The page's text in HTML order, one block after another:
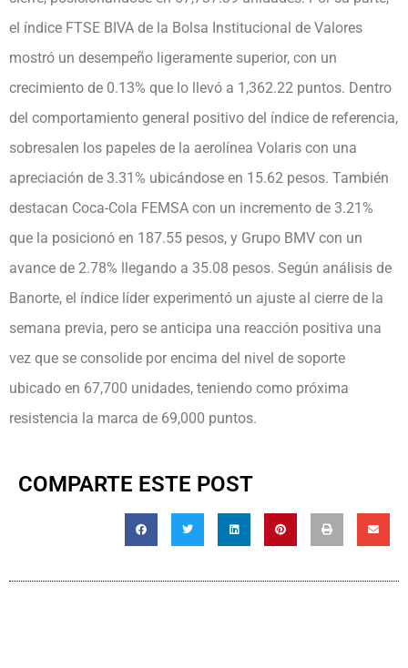
el índice FTSE BIVA de la Bolsa Institucional de Valores
mostró un desempeño ligeramente superior, con un
crecimiento de 0.13% que lo llevó a 1,362.22 puntos. Dentro
del comportamiento general positivo del índice de referencia,
sobresalen los papeles de la aerolínea Volaris con una
apreciación de 3.31% ubicándose en 15.62 pesos. También
destacan Coca-Cola FEMSA con un incremento de 3.21%
que la posicionó en 187.55 pesos, y Grupo BMV con un
avance de 2.78% llegando a 35.08 pesos. Según análisis de
Banorte, el índice líder experimentó un ajuste al cierre de la
semana previa, pero se anticipa una reacción positiva una
vez que se consolide por encima del nivel de soporte
ubicado en 67,700 unidades, teniendo como próxima
resistencia la marca de 69,000 puntos.
COMPARTE ESTE POST